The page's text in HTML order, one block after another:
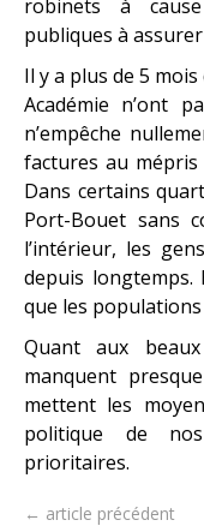
robinets à
publiques à
Il y a plus de 5
Académie n’ont
n’empêche
factures au
Dans certains
Port-Bouet sans
l’intérieur, les
depuis longtemps.
que les
Quant aux
manquent
mettent les
politique de
prioritaires.
← article précédent